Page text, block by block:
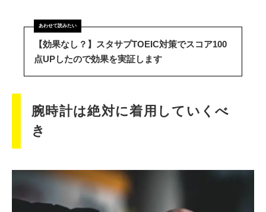
【効果なし？】スタサプTOEIC対策でスコア100
点UPしたので効果を実証します
腕時計は絶対に着用していくべ
き